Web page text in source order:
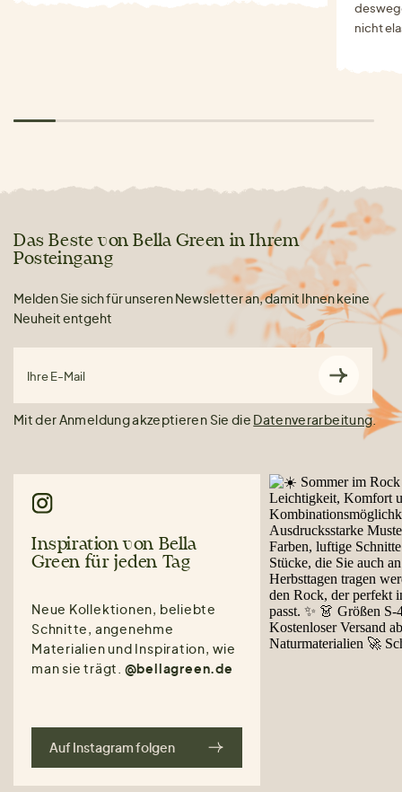
nicht
Das Beste von Bella Green in Ihrem
Posteingang
Melden Sie sich für unseren Newsletter an, damit Ihnen keine
Neuheit entgeht
Ihre E-Mail
Mit der Anmeldung akzeptieren Sie die Datenverarbeitung.
Inspiration von Bella
Green für jeden Tag
Neue Kollektionen, beliebte
Schnitte, angenehme
Materialien und Inspiration, wie
man sie trägt. @bellagreen.de
Auf Instagram folgen